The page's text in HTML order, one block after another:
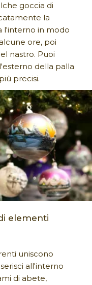
goccia di
la
l'interno in modo
ore, poi
nastro. Puoi
della palla
precisi.
elementi
uniscono
all'interno
di abete,